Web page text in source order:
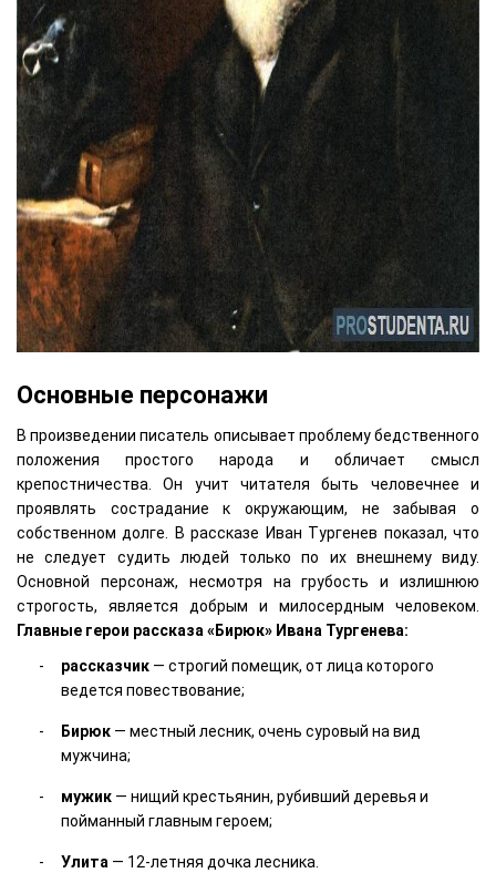
Основные персонажи
В произведении писатель описывает проблему бедственного
положения простого народа и обличает смысл
крепостничества. Он учит читателя быть человечнее и
проявлять сострадание к окружающим, не забывая о
собственном долге. В рассказе Иван Тургенев показал, что
не следует судить людей только по их внешнему виду.
Основной персонаж, несмотря на грубость и излишнюю
строгость, является добрым и милосердным человеком.
Главные герои рассказа «Бирюк» Ивана Тургенева:
рассказчик — строгий помещик, от лица которого
ведется повествование;
Бирюк — местный лесник, очень суровый на вид
мужчина;
мужик — нищий крестьянин, рубивший деревья и
пойманный главным героем;
Улита — 12-летняя дочка лесника.